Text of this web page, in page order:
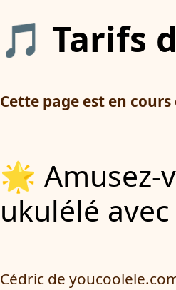
🎵
Cette page est en
🌟 Amusez-vous à apprendre le
ukulélé
Cédric de